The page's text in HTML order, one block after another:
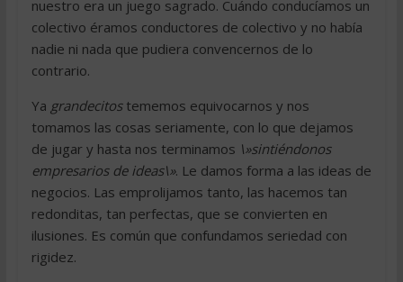
nuestro era un juego sagrado. Cuándo conducíamos un
colectivo éramos conductores de colectivo y no había
nadie ni nada que pudiera convencernos de lo
contrario.
Ya grandecitostememos equivocarnos y nos
tomamos las cosas seriamente, con lo que dejamos
de jugar y hasta nos terminamos \»sintiéndonos
empresarios de ideas\». Le damos forma a las ideas de
negocios. Las emprolijamos tanto, las hacemos tan
redonditas, tan perfectas, que se convierten en
ilusiones. Es común que confundamos seriedad con
rigidez.